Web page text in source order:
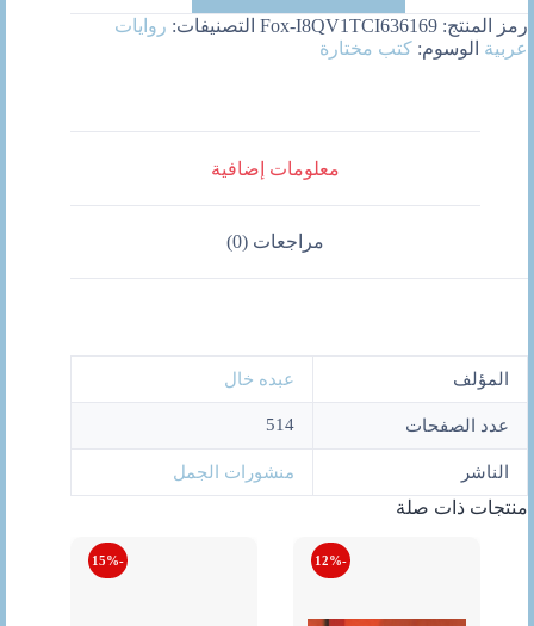
رمز المنتج: Fox-I8QV1TCI636169 التصنيفات: روايات
عربية الوسوم: كتب مختارة
معلومات إضافية
مراجعات (0)
المؤلف عبده خال
عدد الصفحات 514
الناشر منشورات الجمل
منتجات ذات صلة
-12%
-15%